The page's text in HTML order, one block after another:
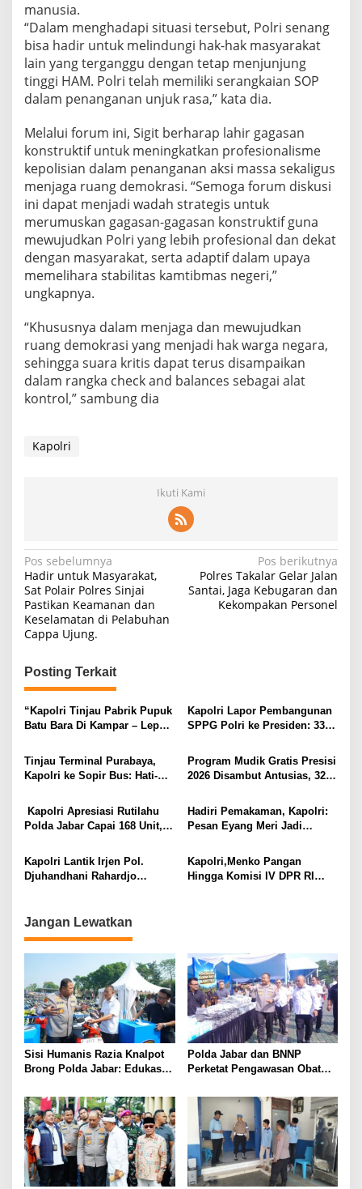
manusia.
“Dalam menghadapi situasi tersebut, Polri senang
bisa hadir untuk melindungi hak-hak masyarakat
lain yang terganggu dengan tetap menjunjung
tinggi HAM. Polri telah memiliki serangkaian SOP
dalam penanganan unjuk rasa,” kata dia.
Melalui forum ini, Sigit berharap lahir gagasan
konstruktif untuk meningkatkan profesionalisme
kepolisian dalam penanganan aksi massa sekaligus
menjaga ruang demokrasi. “Semoga forum diskusi
ini dapat menjadi wadah strategis untuk
merumuskan gagasan-gagasan konstruktif guna
mewujudkan Polri yang lebih profesional dan dekat
dengan masyarakat, serta adaptif dalam upaya
memelihara stabilitas kamtibmas negeri,”
ungkapnya.
“Khususnya dalam menjaga dan mewujudkan
ruang demokrasi yang menjadi hak warga negara,
sehingga suara kritis dapat terus disampaikan
dalam rangka check and balances sebagai alat
kontrol,” sambung dia
Kapolri
Ikuti Kami
Navigasi
pos
Pos sebelumnya
Hadir untuk Masyarakat,
Sat Polair Polres Sinjai
Pastikan Keamanan dan
Keselamatan di Pelabuhan
Cappa Ujung.
Pos berikutnya
‎Polres Takalar Gelar Jalan
Santai, Jaga Kebugaran dan
Kekompakan Personel
Posting Terkait
“Kapolri Tinjau Pabrik Pupuk
Batu Bara Di Kampar – Lepas
Kelompok Tani Riau,
Kapolres Kampar Awasi
Keamanan”
Kapolri Lapor Pembangunan
SPPG Polri ke Presiden: 33
47 Pakai Energi Terbarukan
Tinjau Terminal Purabaya,
Kapolri ke Sopir Bus: Hati-
Pemudik
Program Mudik Gratis Presisi
2026 Disambut Antusias, 32
Kapolri Apresiasi Rutilahu
Polda Jabar Capai 168 Unit,
Rakyat
Hadiri Pemakaman, Kapolri:
Pesan Eyang Meri Jadi
Keluarga Besar Polri
Kapolri Lantik Irjen Pol.
Djuhandhani Rahardjo
Hartono
Kapolri,Menko Pangan
Hingga Komisi lV DPR RI
Jangan Lewatkan
Sisi Humanis Razia Knalpot
Brong Polda Jabar: Edukasi
Knalpot Sukarela
Polda Jabar dan BNNP
Perketat Pengawasan Obat
Targetkan Jaringan Lintas
Provinsi